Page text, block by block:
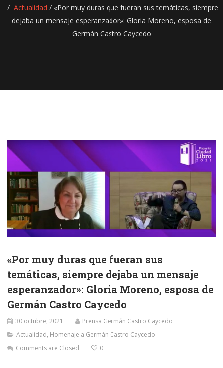
Actualidad / «Por muy duras que fueran sus temáticas, siempre
dejaba un mensaje esperanzador»: Gloria Moreno, esposa de
Germán Castro Caycedo
«Por muy duras que fueran sus
temáticas, siempre dejaba un mensaje
esperanzador»: Gloria Moreno, esposa de
Germán Castro Caycedo
30 octubre, 2021
Prensa Germán Castro Caycedo
Actualidad, Homenaje a Germán Castro Caycedo
Comments are Closed
0